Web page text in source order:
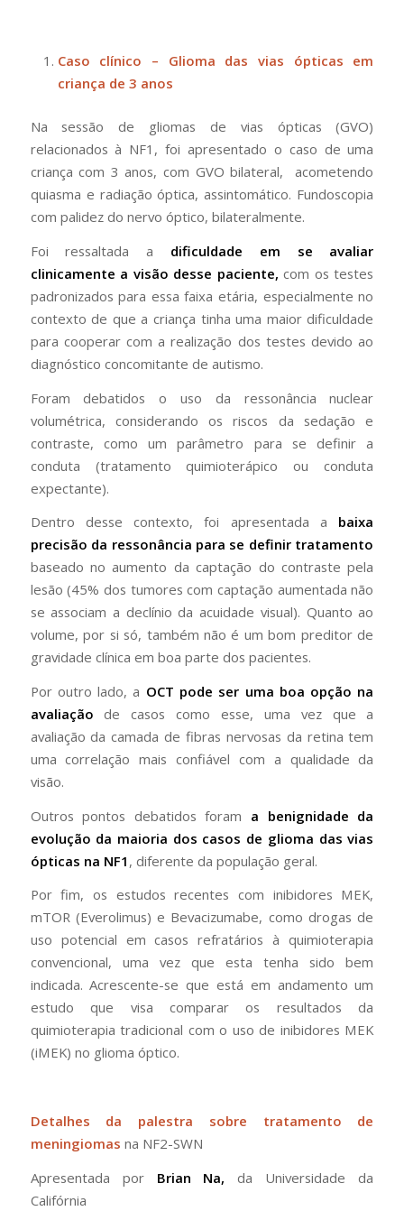
Caso clínico – Glioma das vias ópticas em
criança de 3 anos
Na sessão de gliomas de vias ópticas (GVO)
relacionados à NF1, foi apresentado o caso de uma
criança com 3 anos, com GVO bilateral, acometendo
quiasma e radiação óptica, assintomático. Fundoscopia
com palidez do nervo óptico, bilateralmente.
Foi ressaltada a dificuldade em se avaliar
clinicamente a visão desse paciente, com os testes
padronizados para essa faixa etária, especialmente no
contexto de que a criança tinha uma maior dificuldade
para cooperar com a realização dos testes devido ao
diagnóstico concomitante de autismo.
Foram debatidos o uso da ressonância nuclear
volumétrica, considerando os riscos da sedação e
contraste, como um parâmetro para se definir a
conduta (tratamento quimioterápico ou conduta
expectante).
Dentro desse contexto, foi apresentada a baixa
precisão da ressonância para se definir tratamento
baseado no aumento da captação do contraste pela
lesão (45% dos tumores com captação aumentada não
se associam a declínio da acuidade visual). Quanto ao
volume, por si só, também não é um bom preditor de
gravidade clínica em boa parte dos pacientes.
Por outro lado, a OCT pode ser uma boa opção na
avaliação de casos como esse, uma vez que a
avaliação da camada de fibras nervosas da retina tem
uma correlação mais confiável com a qualidade da
visão.
Outros pontos debatidos foram a benignidade da
evolução da maioria dos casos de glioma das vias
ópticas na NF1 , diferente da população geral.
Por fim, os estudos recentes com inibidores MEK,
mTOR (Everolimus) e Bevacizumabe, como drogas de
uso potencial em casos refratários à quimioterapia
convencional, uma vez que esta tenha sido bem
indicada. Acrescente-se que está em andamento um
estudo que visa comparar os resultados da
quimioterapia tradicional com o uso de inibidores MEK
(iMEK) no glioma óptico.
Detalhes da palestra sobre tratamento de
meningiomas na NF2-SWN
Apresentada por Brian Na, da Universidade da
Califórnia